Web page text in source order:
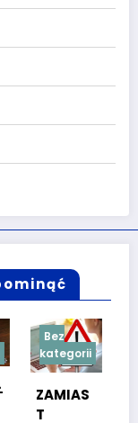
Bez
kategorii
TESTY